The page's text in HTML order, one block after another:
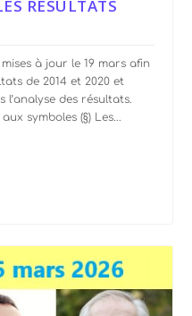
RÉSULTATS
à jour le 19 mars afin
de 2014 et 2020 et
l’analyse des résultats.
symboles (§) Les...